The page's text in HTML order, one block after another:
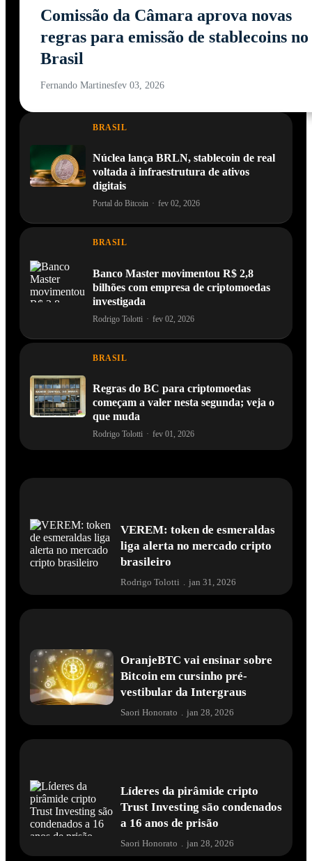
Comissão da Câmara aprova novas
regras para emissão de stablecoins no
Brasil
Fernando Martinesfev 03, 2026
BRASIL
Núclea lança BRLN, stablecoin de real
voltada à infraestrutura de ativos
digitais
Portal do Bitcoin · fev 02, 2026
BRASIL
Banco Master movimentou R$ 2,8
bilhões com empresa de criptomoedas
investigada
Rodrigo Tolotti · fev 02, 2026
BRASIL
Regras do BC para criptomoedas
começam a valer nesta segunda; veja o
que muda
Rodrigo Tolotti · fev 01, 2026
VEREM: token de esmeraldas
liga alerta no mercado cripto
brasileiro
Rodrigo Tolotti jan 31, 2026
OranjeBTC vai ensinar sobre
Bitcoin em cursinho pré-
vestibular da Intergraus
Saori Honorato . jan 28, 2026
Líderes da pirâmide cripto
Trust Investing são condenados
a 16 anos de prisão
Saori Honorato jan 28, 2026